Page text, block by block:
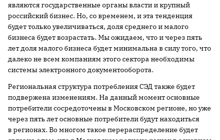
являются государственные органы власти и крупный
российский бизнес. Но, со временем, и эта тенденция
будет только увеличиваться, доля среднего и малого
бизнеса будет возрастать. Мы ожидаем, что и через пять
лет доля малого бизнеса будет минимальна в силу того, что
далеко не всем компаниям этого сектора необходимы
системы электронного документооборота.
Региональная структура потребления СЭД также будет
подвержена изменениям. На данный момент основные
потребители сосредоточены в Московском регионе, но уже
через пять лет основные потребители будут находиться
в регионах. Во многом такое перераспределение будет